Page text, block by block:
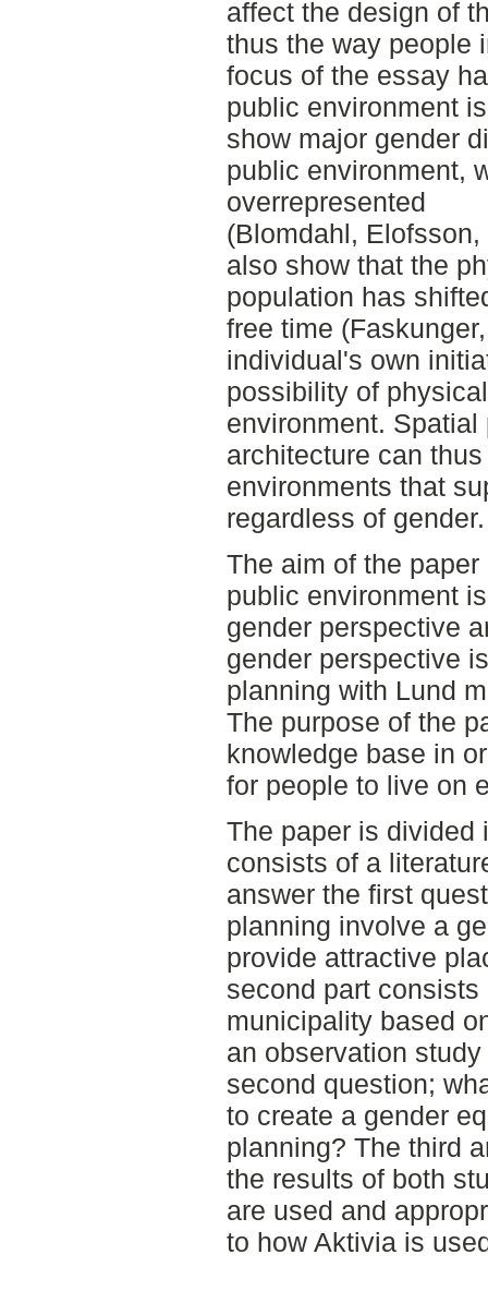
affect the design of
thus the way people
focus of the essay
public environment
show major gender
public environment,
overrepresented
(Blomdahl,
also show that the
population has
free time
individual's own
possibility of
environment.
architecture can
environments that
regardless of gender.
The aim of the
public environment
gender perspective
gender perspective
planning with Lund
The purpose of the
knowledge base in
for people to live on
The paper is divided
consists of a
answer the first
planning involve a
provide attractive
second part
municipality based
an observation
second question;
to create a gender
planning? The third
the results of both
are used and
to how Aktivia is